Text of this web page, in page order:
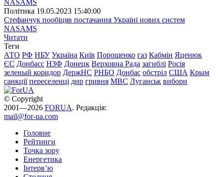
Полiтика 19.05.2023 15:40:00
Стефанчук пообіцяв постачання Україні нових систем
NASAMS
Читати
Теги
АТО РФ НБУ Україна Київ Порошенко газ Кабмін Яценюк
ЄС Донбасс НЗФ Донецк Верховна Рада загиблі Росія
зеленый коридор ДержНС РНБО Донбас обстріл США Крым
санкції переселенці днр гривня МВС Луганськ вибори
© Copyright
2001—2026 FORUA. Редакція:
mail@for-ua.com
Головне
Рейтинги
Точка зору
Енергетика
Інтерв’ю